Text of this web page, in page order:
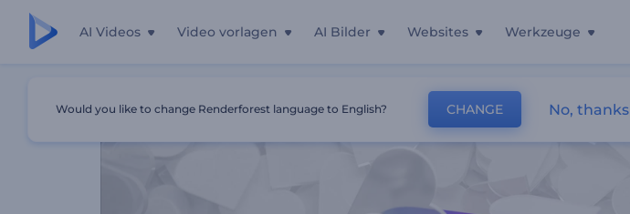
AI Videos Video vorlagen AI Bilder Websites Werkzeuge
Would you like to change Renderforest language to English? CHANGE No, thanks